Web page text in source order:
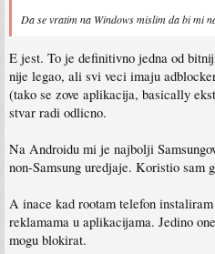
Da se vratim na Windows mislim da bi mi
E jest. To je definitivno jedna od
nije legao, ali svi veci imaju
(tako se zove aplikacija, basically
stvar radi odlicno.
Na Androidu mi je najbolji
non-Samsung uredjaje. Koristio sam
A inace kad rootam telefon
reklamama u aplikacijama. Jedino
mogu blokirat.